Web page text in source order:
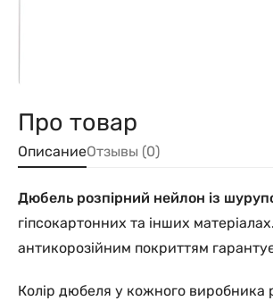
Про товар
ОписаниеОтзывы (0)
Дюбель розпірний нейлон із
гіпсокартонних та інших
антикорозійним покриттям гарантує
Колір дюбеля у кожного виробника